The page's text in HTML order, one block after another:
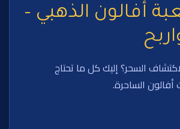
أفالون الذهبي –
السحر؟ إليك كل ما تحتاج
الساحرة.